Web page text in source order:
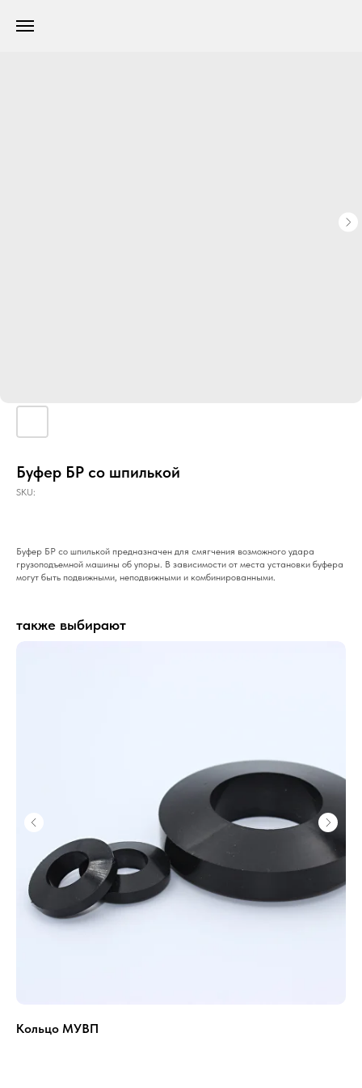
Буфер БР со шпилькой
SKU:
Буфер БР со шпилькой предназначен для смягчения возможного удара
грузоподъемной машины об упоры. В зависимости от места установки буфера
могут быть подвижными, неподвижными и комбинированными.
также выбирают
Кольцо МУВП